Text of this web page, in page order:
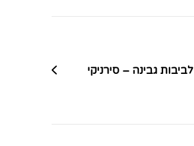
לביבות גבינה – סירניקי